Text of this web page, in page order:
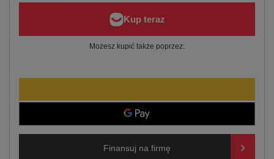
Możesz kupić także poprzez:
Finansuj na firmę